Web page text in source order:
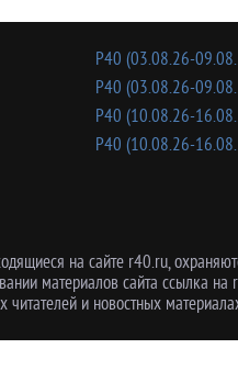
Р40 (03.08.26-
Р40 (03.08.26-
Р40 (10.08.26-
Р40 (10.08.26-
на сайте r40.ru,
материалов сайта ссылка
и новостных